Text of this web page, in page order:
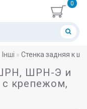
0
Інші Стенка задняя к
ШРН-Э и
крепежом,